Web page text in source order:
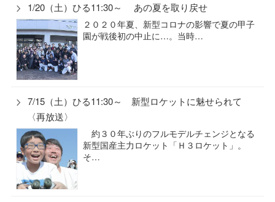
1/20（土）ひる11:30～ あの夏を取り戻せ
２０２０年夏、新型コロナの影響で夏の甲子
園が戦後初の中止に…。当時…
7/15（土）ひる11:30～ 新型ロケットに魅せられて
〈再放送〉
約３０年ぶりのフルモデルチェンジとなる
新型国産主力ロケット「Ｈ３ロケット」。
そ…